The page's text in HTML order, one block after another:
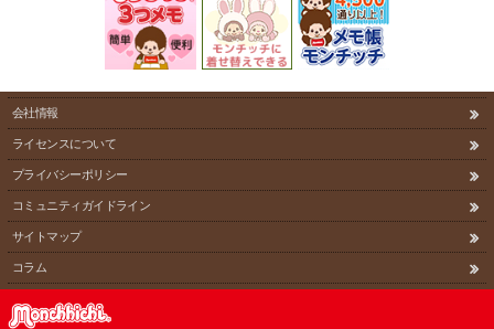
会社情報
ライセンスについて
プライバシーポリシー
コミュニティガイドライン
サイトマップ
コラム